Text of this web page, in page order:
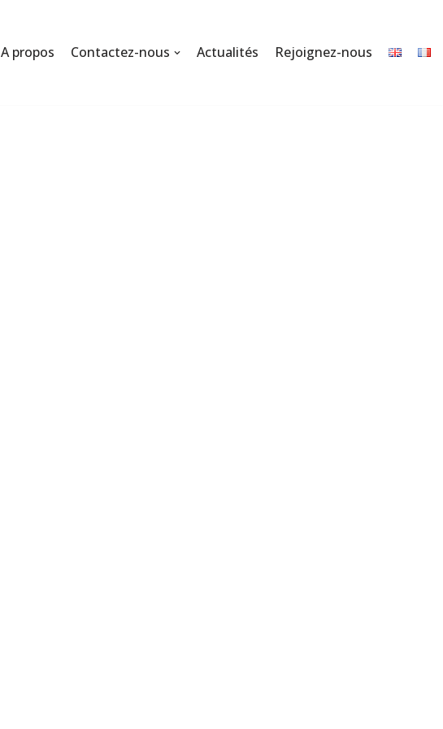
A propos Contactez-nous Actualités Rejoignez-nous